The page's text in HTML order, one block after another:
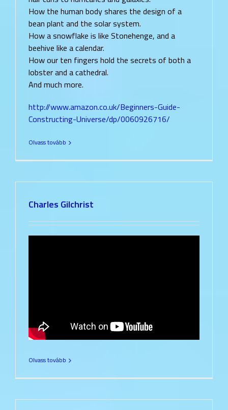
How the human body shares the design of a
bean plant and the solar system.
How a snowflake is like Stonehenge, and a
beehive like a calendar.
How our ten fingers hold the secrets of both a
lobster and a cathedral.
And much more.
http://www.amazon.co.uk/Beginners-Guide-
Constructing-Universe/dp/0060926716/
Olvass tovább
Charles Gilchrist
Olvass tovább